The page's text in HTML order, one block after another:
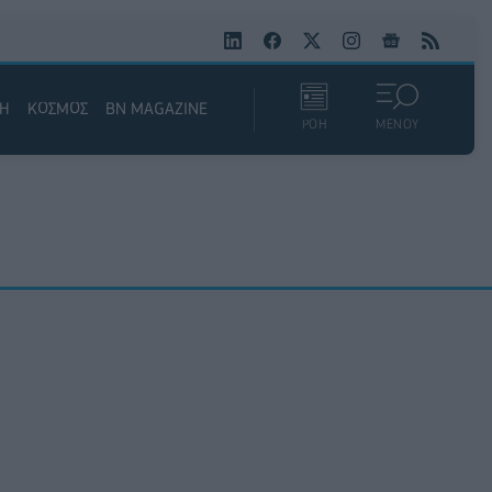
ΚΟΣΜΟΣ BN MAGAZINE
ΡΟΗ ΜΕΝΟΥ